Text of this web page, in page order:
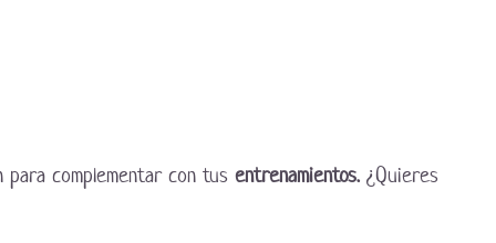
complementar con tus entrenamientos. ¿Quieres